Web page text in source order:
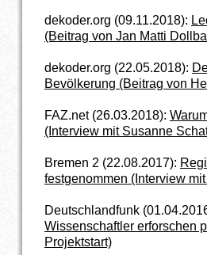
dekoder.org (09.11.2018):
(Beitrag von Jan Matti
dekoder.org (22.05.2018):
Bevölkerung (Beitrag von
FAZ.net (26.03.2018):
(Interview mit Susanne
Bremen 2 (22.08.2017):
festgenommen (Interview
Deutschlandfunk
Wissenschaftler erforschen
Projektstart)